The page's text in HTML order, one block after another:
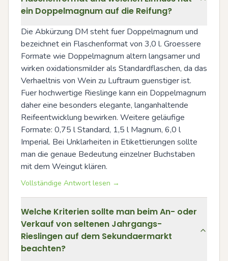
ein Doppelmagnum auf die Reifung?
Die Abkürzung DM steht fuer Doppelmagnum und
bezeichnet ein Flaschenformat von 3,0 l. Groessere
Formate wie Doppelmagnum altern langsamer und
wirken oxidationsmilder als Standardflaschen, da das
Verhaeltnis von Wein zu Luftraum guenstiger ist.
Fuer hochwertige Rieslinge kann ein Doppelmagnum
daher eine besonders elegante, langanhaltende
Reifeentwicklung bewirken. Weitere geläufige
Formate: 0,75 l Standard, 1,5 l Magnum, 6,0 l
Imperial. Bei Unklarheiten in Etikettierungen sollte
man die genaue Bedeutung einzelner Buchstaben
mit dem Weingut klären.
Vollständige Antwort lesen →
Welche Kriterien sollte man beim An- oder
Verkauf von seltenen Jahrgangs-
Rieslingen auf dem Sekundaermarkt
beachten?